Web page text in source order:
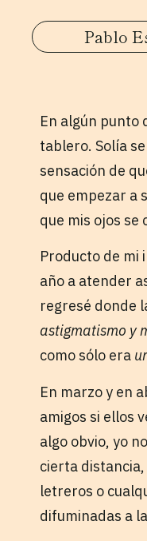
Pablo
En algún punto
tablero. Solía
sensación de
que empezar a
que mis ojos
Producto de mi
año a atender
regresé donde
astigmatismo y
como sólo era
En marzo y en
amigos si ellos
algo obvio, yo
cierta
letreros o
difuminadas a